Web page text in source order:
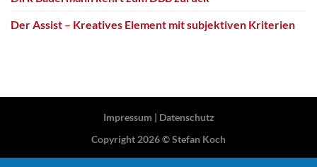
Der Assist – Kreatives Element mit subjektiven Kriterien
Impressum | Datenschutz
Copyright 2026 ©Stefan Koch